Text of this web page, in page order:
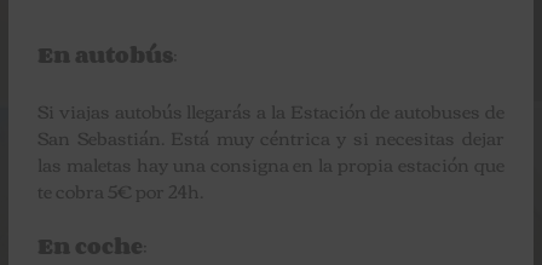
En autobús:
Si viajas autobús llegarás a la Estación de autobuses de
San Sebastián. Está muy céntrica y si necesitas dejar
las maletas hay una consigna en la propia estación que
te cobra 5€ por 24h.
En coche: